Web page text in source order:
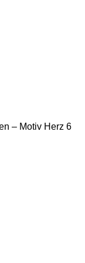
– Motiv Herz 6